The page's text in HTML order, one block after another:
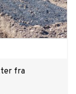
fra